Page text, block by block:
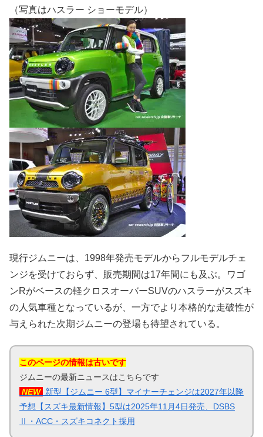
（写真はハスラー ショーモデル）
現行ジムニーは、1998年発売モデルからフルモデルチェ
ンジを受けておらず、販売期間は17年間にも及ぶ。ワゴ
ンRがベースの軽クロスオーバーSUVのハスラーがスズキ
の人気車種となっているが、一方でより本格的な走破性が
与えられた次期ジムニーの登場も待望されている。
このページの情報は古いです
ジムニーの最新ニュースはこちらです
NEW 新型【ジムニー 6型】マイナーチェンジは2027年以降
予想【スズキ最新情報】5型は2025年11月4日発売、DSBS
Ⅱ・ACC・スズキコネクト採用